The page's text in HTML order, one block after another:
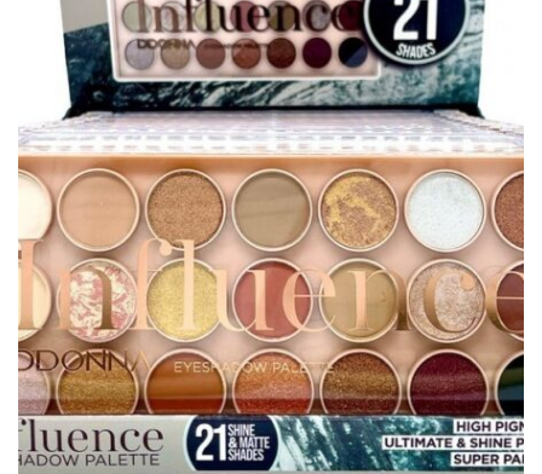
PERFUMES
BISUTERIA
BOLSOS Y MONEDEROS
CALZADO
COMPLEMENTOS
TECNOLOGIA
HOGAR